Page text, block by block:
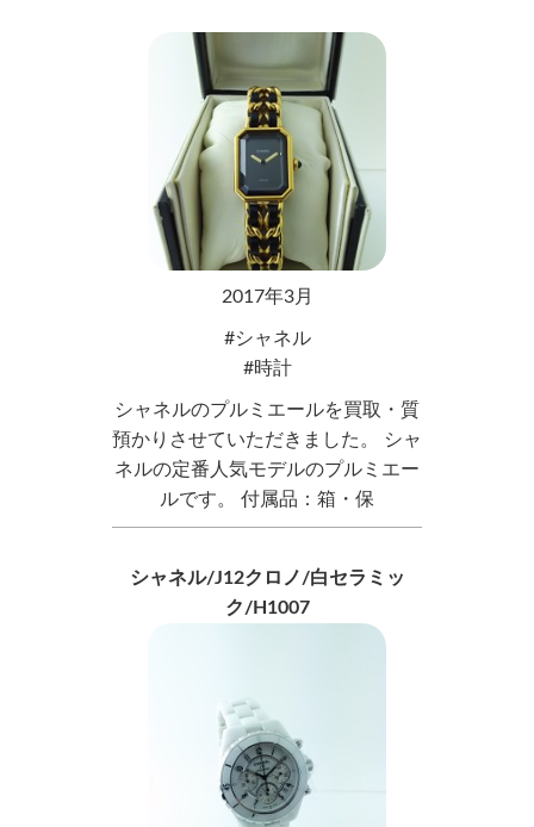
2017年3月
シャネル
時計
シャネルのプルミエールを買取・質
預かりさせていただきました。 シャ
ネルの定番人気モデルのプルミエー
ルです。 付属品：箱・保
シャネル/J12クロノ/白セラミッ
ク/H1007